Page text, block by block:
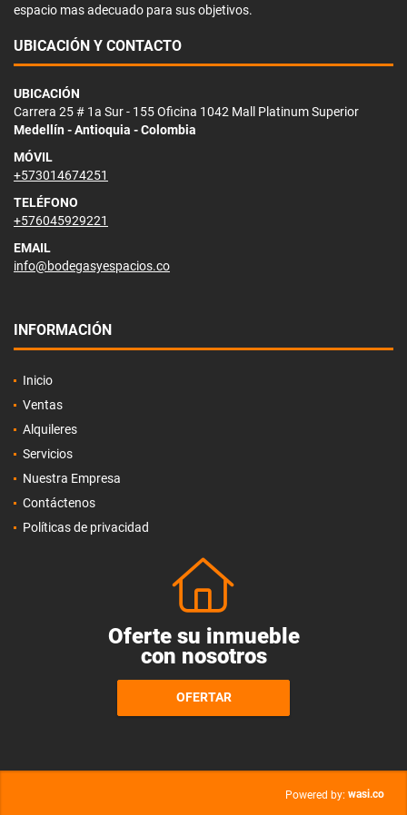
espacio mas adecuado para sus objetivos.
UBICACIÓN Y CONTACTO
UBICACIÓN
Carrera 25 # 1a Sur - 155 Oficina 1042 Mall Platinum Superior
Medellín - Antioquia - Colombia
MÓVIL
+573014674251
TELÉFONO
+576045929221
EMAIL
info@bodegasyespacios.co
INFORMACIÓN
Inicio
Ventas
Alquileres
Servicios
Nuestra Empresa
Contáctenos
Políticas de privacidad
Oferte su inmueble
con nosotros
OFERTAR
Powered by: wasi.co